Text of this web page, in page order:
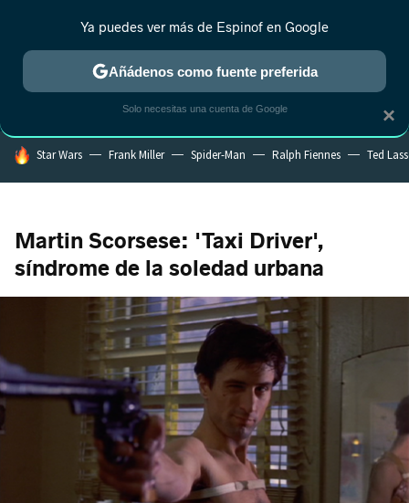
ESTRENOS REALITY ANIME RANKINGS CINE
HOY SE HABLA DE
Star Wars Frank Miller Spider-Man Ralph Fiennes Ted
Martin Scorsese: 'Taxi Driver',
síndrome de la soledad urbana
×
Ya puedes ver más de Espinof en Google
Añádenos como fuente preferida
Solo necesitas una cuenta de Google